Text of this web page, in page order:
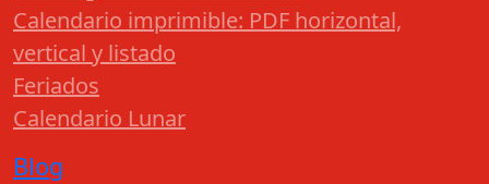
Calendario imprimible: PDF horizontal,
vertical y listado
Feriados
Calendario Lunar
Blog